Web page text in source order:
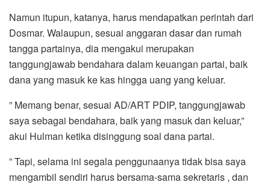
Namun itupun, katanya, harus mendapatkan perintah dari
Dosmar. Walaupun, sesuai anggaran dasar dan rumah
tangga partainya, dia mengakui merupakan
tanggungjawab bendahara dalam keuangan partai, baik
dana yang masuk ke kas hingga uang yang keluar.
” Memang benar, sesuai AD/ART PDIP, tanggungjawab
saya sebagai bendahara, baik yang masuk dan keluar,”
akui Hulman ketika disinggung soal dana partai.
” Tapi, selama ini segala penggunaanya tidak bisa saya
mengambil sendiri harus bersama-sama sekretaris , dan